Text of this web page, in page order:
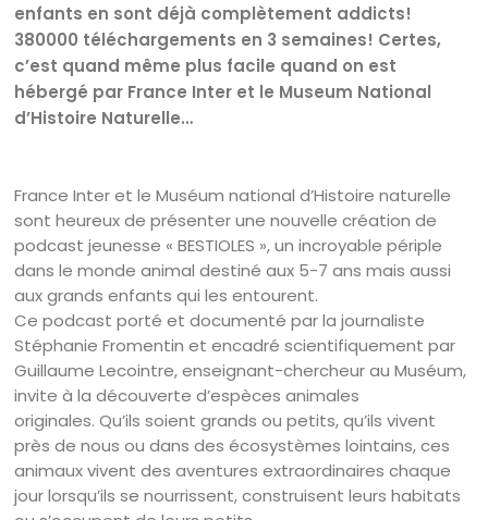
enfants en sont déjà complètement addicts!
380000 téléchargements en 3 semaines! Certes,
c’est quand même plus facile quand on est
hébergé par France Inter et le Museum National
d’Histoire Naturelle…
France Inter et le Muséum national d’Histoire naturelle
sont heureux de présenter une nouvelle création de
podcast jeunesse « BESTIOLES », un incroyable périple
dans le monde animal destiné aux 5-7 ans mais aussi
aux grands enfants qui les entourent.
Ce podcast porté et documenté par la journaliste
Stéphanie Fromentin et encadré scientifiquement par
Guillaume Lecointre, enseignant-chercheur au Muséum,
invite à la découverte d’espèces animales
originales. Qu’ils soient grands ou petits, qu’ils vivent
près de nous ou dans des écosystèmes lointains, ces
animaux vivent des aventures extraordinaires chaque
jour lorsqu’ils se nourrissent, construisent leurs habitats